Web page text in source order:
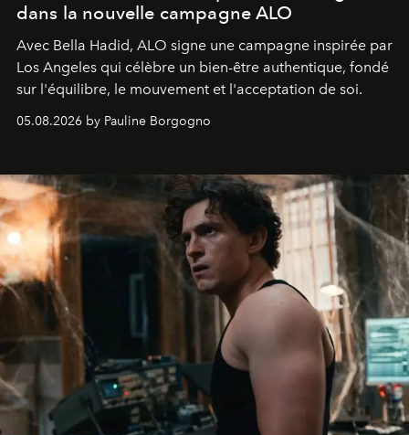
dans la nouvelle campagne ALO
Avec Bella Hadid, ALO signe une campagne inspirée par
Los Angeles qui célèbre un bien-être authentique, fondé
sur l'équilibre, le mouvement et l'acceptation de soi.
05.08.2026 by Pauline Borgogno